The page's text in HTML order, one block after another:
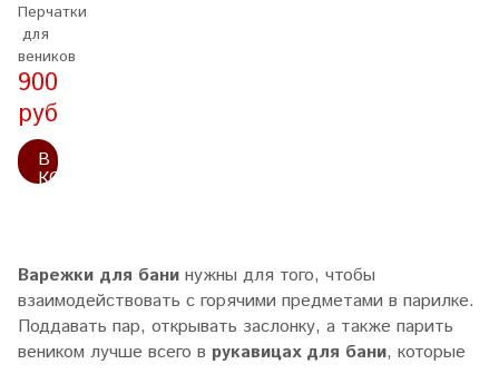
Перчатки
для
веников
900
руб
В
КОРЗИНУ
Варежки для бани нужны для того, чтобы
взаимодействовать с горячими предметами в парилке.
Поддавать пар, открывать заслонку, а также парить
веником лучше всего в рукавицах для бани, которые